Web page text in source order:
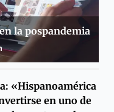
la pospandemia
«Hispanoamérica
en uno de